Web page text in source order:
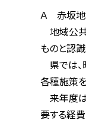
Ａ 赤坂地
地域公共交通
ものと認識し
県では、昨年
各種施策を実
来年度は、地
要する経費の